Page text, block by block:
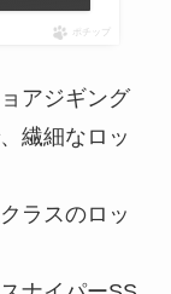
ポチップ
アジギング
繊細なロッ
ラスのロッ